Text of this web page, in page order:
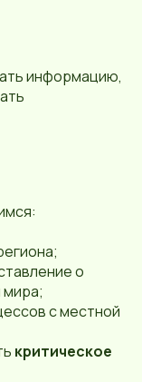
информацию,
о
мира;
с местной
критическое